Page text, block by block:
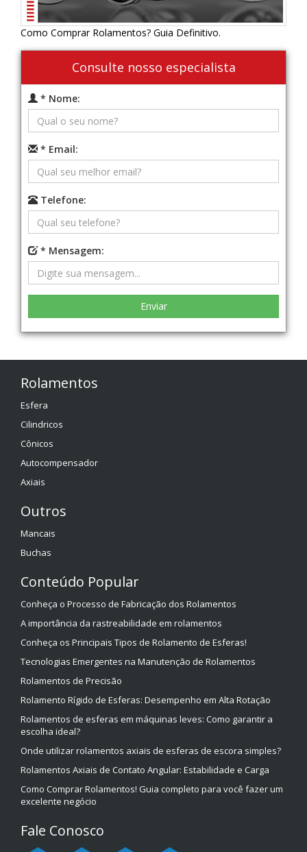
Como Comprar Rolamentos? Guia Definitivo.
Consulte nosso especialista
* Nome:
* Email:
Telefone:
* Mensagem:
Rolamentos
Esfera
Cilindricos
Cônicos
Autocompensador
Axiais
Outros
Mancais
Buchas
Conteúdo Popular
Conheça o Processo de Fabricação dos Rolamentos
A importância da rastreabilidade em rolamentos
Conheça os Principais Tipos de Rolamento de Esferas!
Tecnologias Emergentes na Manutenção de Rolamentos
Rolamentos de Precisão
Rolamento Rígido de Esferas: Desempenho em Alta Rotação
Rolamentos de esferas em máquinas leves: Como garantir a
escolha ideal?
Onde utilizar rolamentos axiais de esferas de escora simples?
Rolamentos Axiais de Contato Angular: Estabilidade e Carga
Como Comprar Rolamentos! Guia completo para você fazer um
excelente negócio
Fale Conosco